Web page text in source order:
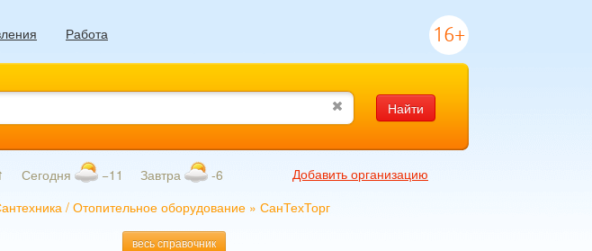
Работа 16+
Найти
Сегодня −11 Завтра -6
Добавить организацию
/ Отопительное оборудование » СанТехТорг
весь справочник